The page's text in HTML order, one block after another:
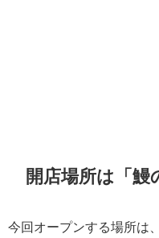
開店場所は「鰻
今回オープンする場所は